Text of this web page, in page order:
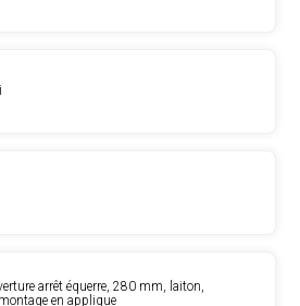
arrêt équerre, 280 mm, laiton,
en applique